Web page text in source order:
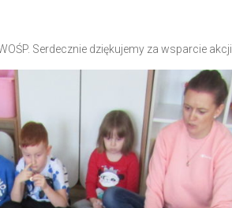
Serdecznie dziękujemy za wsparcie akcji.